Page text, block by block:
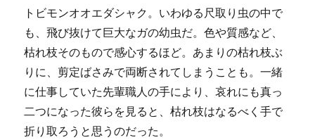
トビモンオオエダシャク。いわゆる尺取り虫の中で
も、飛び抜けて巨大なガの幼虫だ。色や質感など、
枯れ枝そのもので感心するほど。あまりの枯れ枝ぶ
りに、剪定ばさみで両断されてしまうことも。一緒
に仕事していた先輩職人の手により、哀れにも真っ
二つになった彼らを見ると、枯れ枝はなるべく手で
折り取ろうと思うのだった。